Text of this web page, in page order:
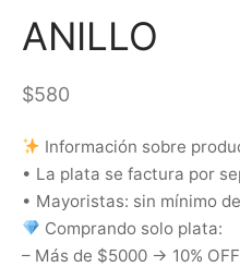
ANILLO
$580
Información sobre
• La plata se factura por
• Mayoristas: sin mínimo
Comprando solo plata:
– Más de $5000 → 10% OFF